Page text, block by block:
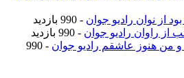
از نوان رادیو جوان - 990 بازدید
از راوان رادیو جوان - 990 بازدید
و من هنوز عاشقم رادیو جوان
- 990